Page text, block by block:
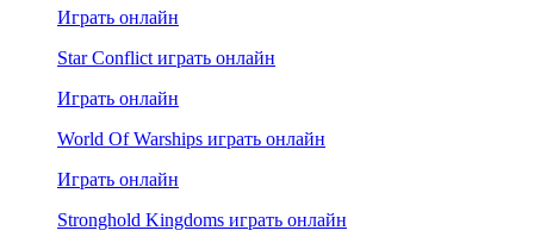
Играть онлайн
Star Conflict играть онлайн
Играть онлайн
World Of Warships играть онлайн
Играть онлайн
Stronghold Kingdoms играть онлайн